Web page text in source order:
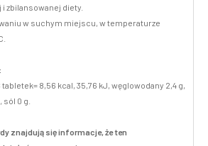
zbilansowanej diety.
w suchym miejscu, w temperaturze
8,56 kcal, 35,76 kJ, węglowodany 2,4 g,
sól 0 g.
znajdują się informacje, że ten